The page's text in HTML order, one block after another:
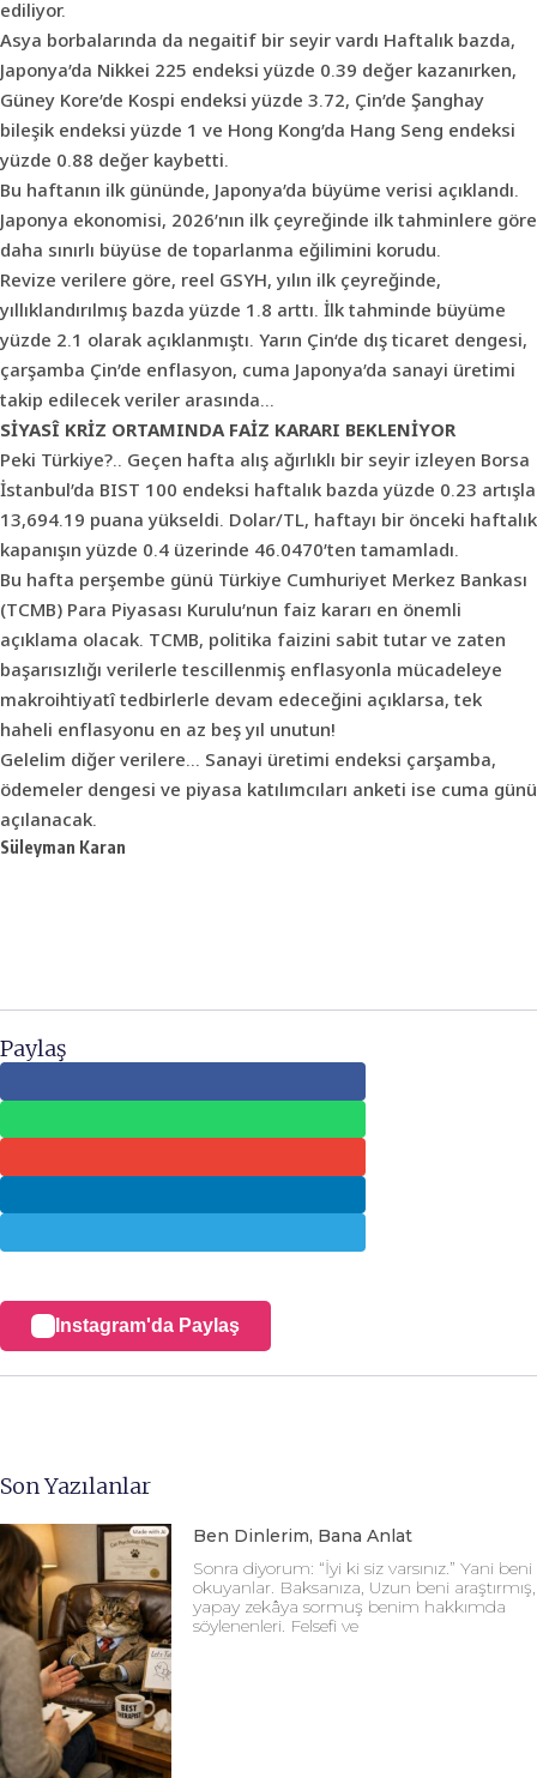
ediliyor.
Asya borbalarında da negaitif bir seyir vardı Haftalık bazda,
Japonya’da Nikkei 225 endeksi yüzde 0.39 değer kazanırken,
Güney Kore’de Kospi endeksi yüzde 3.72, Çin’de Şanghay
bileşik endeksi yüzde 1 ve Hong Kong’da Hang Seng endeksi
yüzde 0.88 değer kaybetti.
Bu haftanın ilk gününde, Japonya’da büyüme verisi açıklandı.
Japonya ekonomisi, 2026’nın ilk çeyreğinde ilk tahminlere göre
daha sınırlı büyüse de toparlanma eğilimini korudu.
Revize verilere göre, reel GSYH, yılın ilk çeyreğinde,
yıllıklandırılmış bazda yüzde 1.8 arttı. İlk tahminde büyüme
yüzde 2.1 olarak açıklanmıştı. Yarın Çin‘de dış ticaret dengesi,
çarşamba Çin’de enflasyon, cuma Japonya’da sanayi üretimi
takip edilecek veriler arasında…
SİYASÎ KRİZ ORTAMINDA FAİZ KARARI BEKLENİYOR
Peki Türkiye?.. Geçen hafta alış ağırlıklı bir seyir izleyen Borsa
İstanbul’da BIST 100 endeksi haftalık bazda yüzde 0.23 artışla
13,694.19 puana yükseldi. Dolar/TL, haftayı bir önceki haftalık
kapanışın yüzde 0.4 üzerinde 46.0470’ten tamamladı.
Bu hafta perşembe günü Türkiye Cumhuriyet Merkez Bankası
(TCMB) Para Piyasası Kurulu’nun faiz kararı en önemli
açıklama olacak. TCMB, politika faizini sabit tutar ve zaten
başarısızlığı verilerle tescillenmiş enflasyonla mücadeleye
makroihtiyatî tedbirlerle devam edeceğini açıklarsa, tek
haheli enflasyonu en az beş yıl unutun!
Gelelim diğer verilere… Sanayi üretimi endeksi çarşamba,
ödemeler dengesi ve piyasa katılımcıları anketi ise cuma günü
açılanacak.
Süleyman Karan
Paylaş
Instagram'da Paylaş
Son Yazılanlar
Ben Dinlerim, Bana Anlat
Sonra diyorum: “İyi ki siz varsınız.” Yani beni
okuyanlar. Baksanıza, Uzun beni araştırmış,
yapay zekâya sormuş benim hakkımda
söylenenleri. Felsefi ve